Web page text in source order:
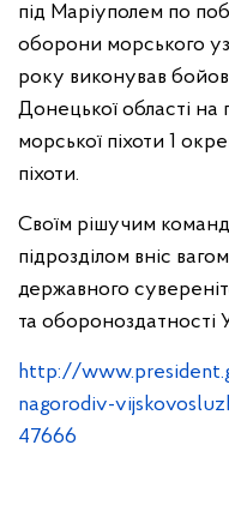
під Маріуполем по
оборони морського
року виконував
Донецької області
морської піхоти 1
піхоти.
Своїм рішучим
підрозділом вніс
державного
та обороноздатності
http://
nagorodiv-
47666